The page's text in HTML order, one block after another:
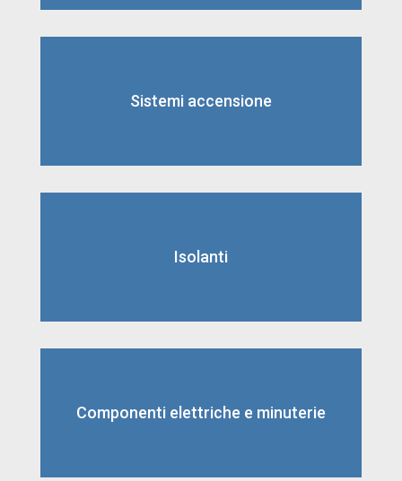
Sistemi accensione
Isolanti
Componenti elettriche e minuterie